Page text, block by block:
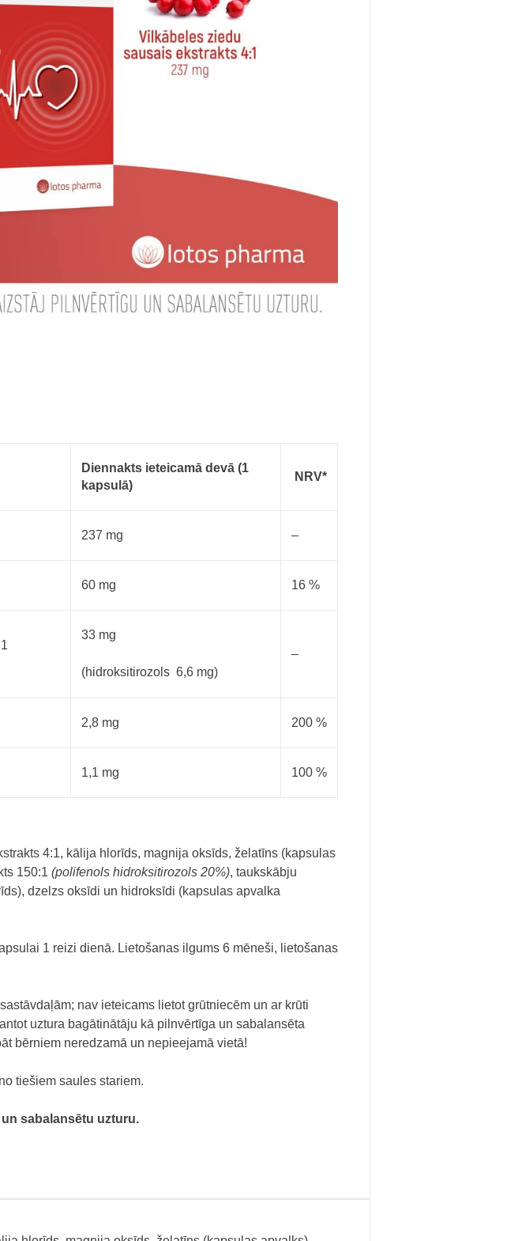
Diennakts ieteicamā devā (1
kapsulā)
NRV*
237 mg –
60 mg 16 %
33 mg
(hidroksitirozols 6,6 mg)
–
2,8 mg 200 %
1,1 mg 100 %
4:1, kālija hlorīds, magnija oksīds, želatīns (kapsulas
150:1 (polifenols hidroksitirozols 20%), taukskābju
dzelzs oksīdi un hidroksīdi (kapsulas apvalka
1 reizi dienā. Lietošanas ilgums 6 mēneši, lietošanas
nav ieteicams lietot grūtniecēm un ar krūti
uztura bagātinātāju kā pilnvērtīga un sabalansēta
bērniem neredzamā un nepieejamā vietā!
tiešiem saules stariem.
sabalansētu uzturu.